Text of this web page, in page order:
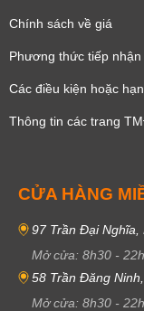
Chính sách về giá
Phương thức tiếp
Các điều kiện hoặc
Thông tin các trang
CỬA HÀNG
97 Trần Đại Nghĩa,
Mở cửa: 8h30 -
58 Trần Đăng
Mở cửa: 8h30 -